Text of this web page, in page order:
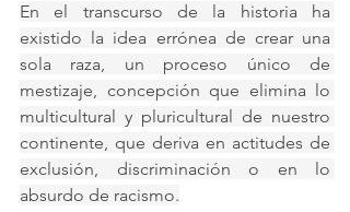
En el transcurso de la historia ha
existido la idea errónea de crear una
sola raza, un proceso único de
mestizaje, concepción que elimina lo
multicultural y pluricultural de nuestro
continente, que deriva en actitudes de
exclusión, discriminación o en lo
absurdo de racismo.